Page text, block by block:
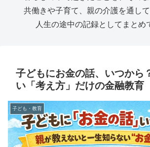
共働きや子育て、親の介護を通し
人生の途中の記録としてまとめ
子どもにお金の話、いつから
い「考え方」だけの金融教育
子ども・教育